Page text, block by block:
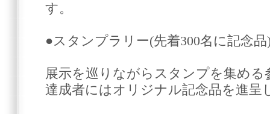
す。
●スタンプラリー(先着300名に記念品
展示を巡りながらスタンプを集める
達成者にはオリジナル記念品を進呈